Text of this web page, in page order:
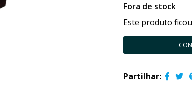
Fora de stock
Este produto
Partilhar: